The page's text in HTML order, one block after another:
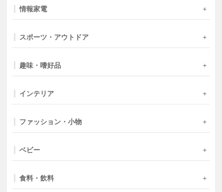
情報家電
スポーツ・アウトドア
趣味・嗜好品
インテリア
ファッション・小物
ベビー
食料・飲料